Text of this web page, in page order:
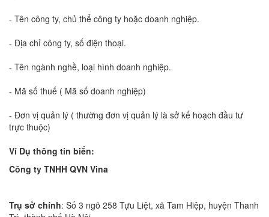
- Tên công ty, chủ thể công ty hoặc doanh nghiệp.
- Địa chỉ công ty, số điện thoại.
- Tên ngành nghề, loại hình doanh nghiệp.
- Mã số thuế ( Mã số doanh nghiệp)
- Đơn vị quản lý ( thường đơn vị quản lý là sở kế hoạch đầu tư
trực thuộc)
Ví Dụ thông tin biển:
Công ty TNHH QVN Vina
Trụ sở chính: Số 3 ngõ 258 Tựu Liệt, xã Tam Hiệp, huyện Thanh